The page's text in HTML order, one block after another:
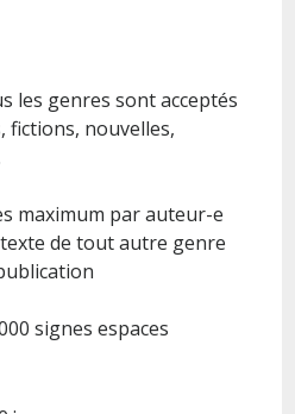
les genres sont acceptés
fictions, nouvelles,
maximum par auteur-e
de tout autre genre
signes espaces